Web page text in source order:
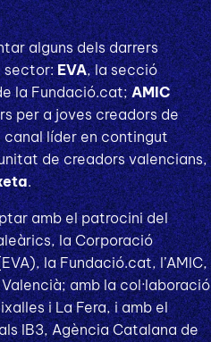
alguns dels darrers
sector:EVA, la secció
la Fundació.cat;AMIC
per a joves creadors de
canal líder en contingut
de creadors valencians,
.
amb el patrocini del
la Corporació
la Fundació.cat, l’AMIC,
amb la col·laboració
i La Fera, i amb el
IB3, Agència Catalana de